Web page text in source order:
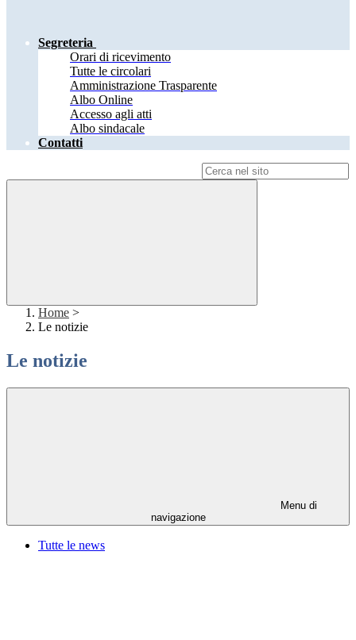
Segreteria
Orari di ricevimento
Tutte le circolari
Amministrazione Trasparente
Albo Online
Accesso agli atti
Albo sindacale
Contatti
Home >
Le notizie
Le notizie
Menu di
navigazione
Tutte le news